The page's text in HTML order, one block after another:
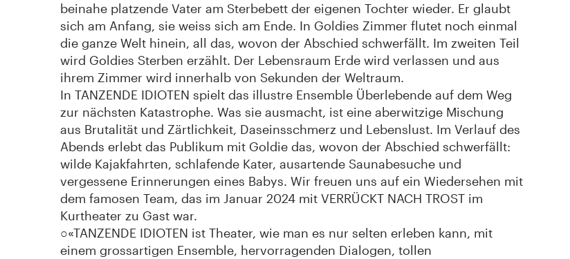
beinahe platzende Vater am Sterbebett der eigenen Tochter wieder. Er glaubt
sich am Anfang, sie weiss sich am Ende. In Goldies Zimmer flutet noch einmal
die ganze Welt hinein, all das, wovon der Abschied schwerfällt. Im zweiten Teil
wird Goldies Sterben erzählt. Der Lebensraum Erde wird verlassen und aus
ihrem Zimmer wird innerhalb von Sekunden der Weltraum.
In TANZENDE IDIOTEN spielt das illustre Ensemble Überlebende auf dem Weg
zur nächsten Katastrophe. Was sie ausmacht, ist eine aberwitzige Mischung
aus Brutalität und Zärtlichkeit, Daseinsschmerz und Lebenslust. Im Verlauf des
Abends erlebt das Publikum mit Goldie das, wovon der Abschied schwerfällt:
wilde Kajakfahrten, schlafende Kater, ausartende Saunabesuche und
vergessene Erinnerungen eines Babys. Wir freuen uns auf ein Wiedersehen mit
dem famosen Team, das im Januar 2024 mit VERRÜCKT NACH TROST im
Kurtheater zu Gast war.
○«TANZENDE IDIOTEN ist Theater, wie man es nur selten erleben kann, mit
einem grossartigen Ensemble, hervorragenden Dialogen, tollen